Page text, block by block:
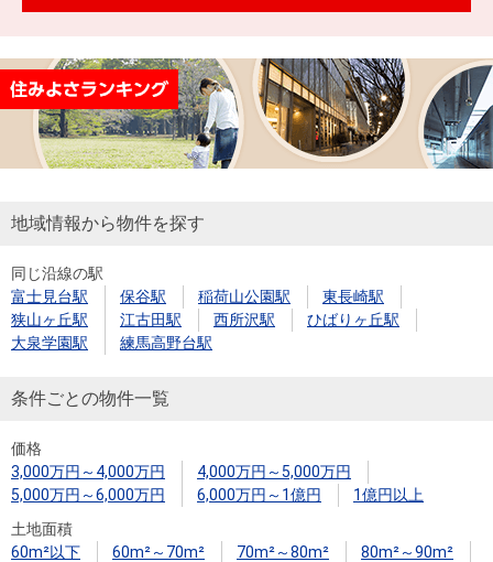
用
物
件
を
す
件を
探す
購入向け
サービス
住宅ロー
ンシミュ
レーショ
住まい1プ
ラス（お
税金の本
（電子ブ
ック）
金額
試算
売却向け
周辺相場
住まい1プ
住まいと
暮らしの
（電子ブ
売却ガイ
ド
（電子ブ
ック版）
閉じる
地域情報から物件を探す
同じ沿線の駅
富士見台駅
保谷駅 稲荷山公園駅
東長崎駅
狭山ヶ丘駅
江古田駅 西所沢駅
ひばりヶ丘駅
大泉学園駅
練馬高野台駅
条件ごとの物件一覧
価格
3,000万円～4,000万円
4,000万円～5,000万円
5,000万円～6,000万円
6,000万円～1億円
1億円以上
土地面積
60m²以下
60m²～70m² 70m²～80m²
80m²～90m²